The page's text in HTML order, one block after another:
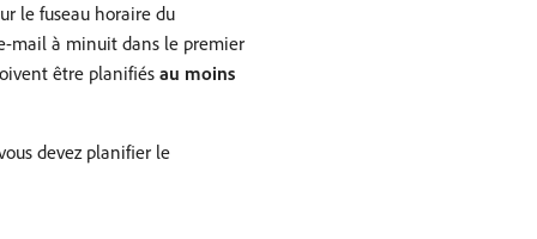
le fuseau horaire du
mail à minuit dans le premier
être planifiés au moins
devez planifier le